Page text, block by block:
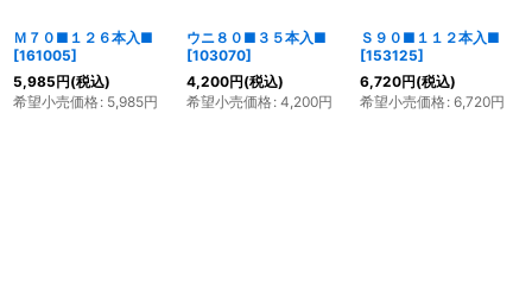
Ｍ７０■１２６本入■
[161005]
5,985円(税込)
希望小売価格: 5,985円
ウニ８０■３５本入■
[103070]
4,200円(税込)
希望小売価格: 4,200円
Ｓ９０■１１２本入■
[153125]
6,720円(税込)
希望小売価格: 6,720円